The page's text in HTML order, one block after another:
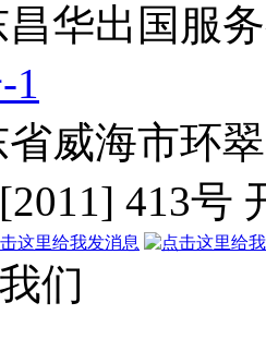
昌华出国服
1
威海市环
413号
们